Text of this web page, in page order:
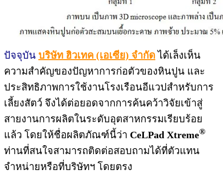
ปัจจุบัน บริษัท ฮิวเทค (เอเซีย) จำกัดได้เล็งเห็น
ความสำคัญของปัญหาการก่อตัวของหินปูน และ
ประสิทธิภาพการใช้งานโรงเรือนอีแวปสำหรับการ
เลี้ยงสัตว์ จึงได้ต่อยอดจากการค้นคว้าวิจัยเข้าสู่
สายงานการผลิตในระดับอุตสาหกรรมเรียบร้อย
แล้ว โดยให้ชื่อผลิตภัณฑ์นี้ว่า CeLPad Xtreme®
ท่านที่สนใจสามารถติดต่อสอบถามได้ที่ตัวแทน
จำหน่ายหรือที่บริษัทฯ โดยตรง